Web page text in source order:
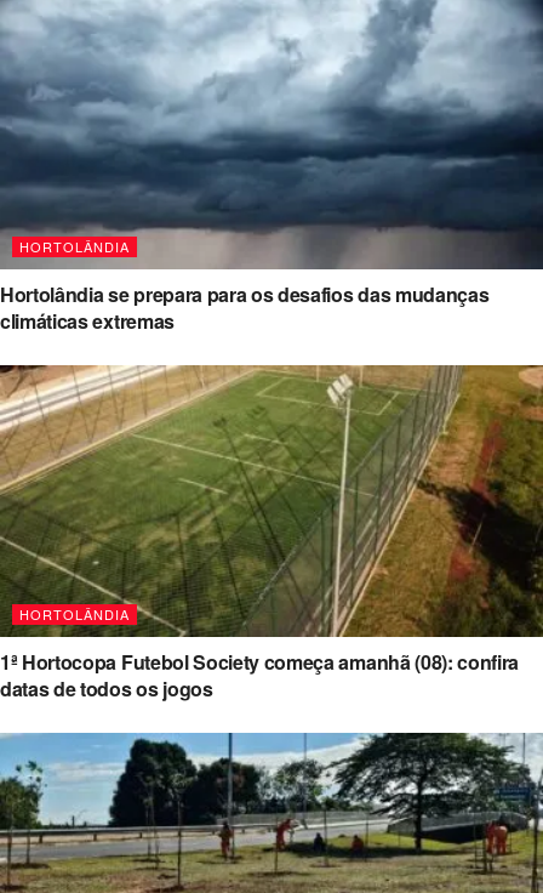
HORTOLÂNDIA
Hortolândia se prepara para os desafios das mudanças
climáticas extremas
HORTOLÂNDIA
1ª Hortocopa Futebol Society começa amanhã (08): confira
datas de todos os jogos